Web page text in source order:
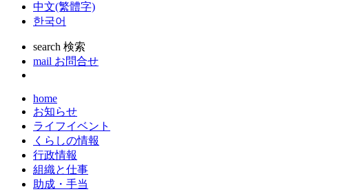
中文(繁體字)
한국어
search 検索
mail お問合せ
home
お知らせ
ライフイベント
くらしの情報
行政情報
組織と仕事
助成・手当